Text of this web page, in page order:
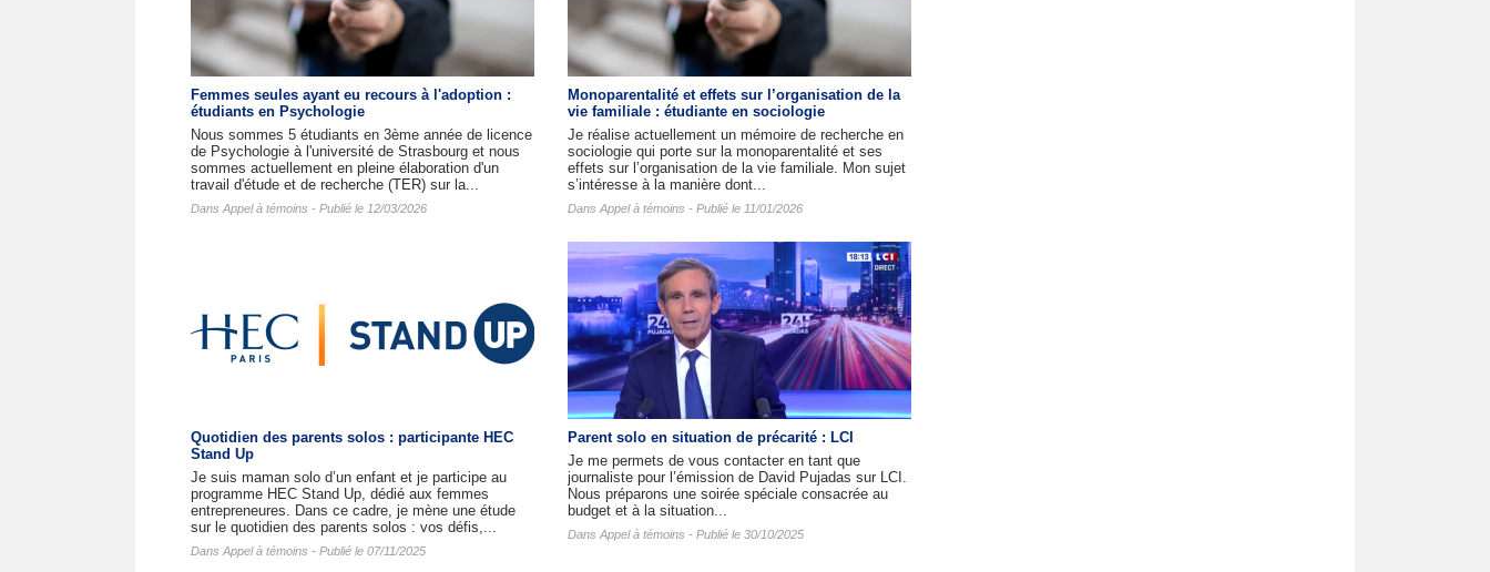
Femmes seules ayant eu recours à l'adoption :
étudiants en Psychologie
Nous sommes 5 étudiants en 3ème année de licence
de Psychologie à l'université de Strasbourg et nous
sommes actuellement en pleine élaboration d'un
travail d'étude et de recherche (TER) sur la...
Dans Appel à témoins - Publié le 12/03/2026
Monoparentalité et effets sur l’organisation de la
vie familiale : étudiante en sociologie
Je réalise actuellement un mémoire de recherche en
sociologie qui porte sur la monoparentalité et ses
effets sur l’organisation de la vie familiale. Mon sujet
s’intéresse à la manière dont...
Dans Appel à témoins - Publié le 11/01/2026
Quotidien des parents solos : participante HEC
Stand Up
Je suis maman solo d’un enfant et je participe au
programme HEC Stand Up, dédié aux femmes
entrepreneures. Dans ce cadre, je mène une étude
sur le quotidien des parents solos : vos défis,...
Dans Appel à témoins - Publié le 07/11/2025
Parent solo en situation de précarité : LCI
Je me permets de vous contacter en tant que
journaliste pour l’émission de David Pujadas sur LCI.
Nous préparons une soirée spéciale consacrée au
budget et à la situation...
Dans Appel à témoins - Publié le 30/10/2025